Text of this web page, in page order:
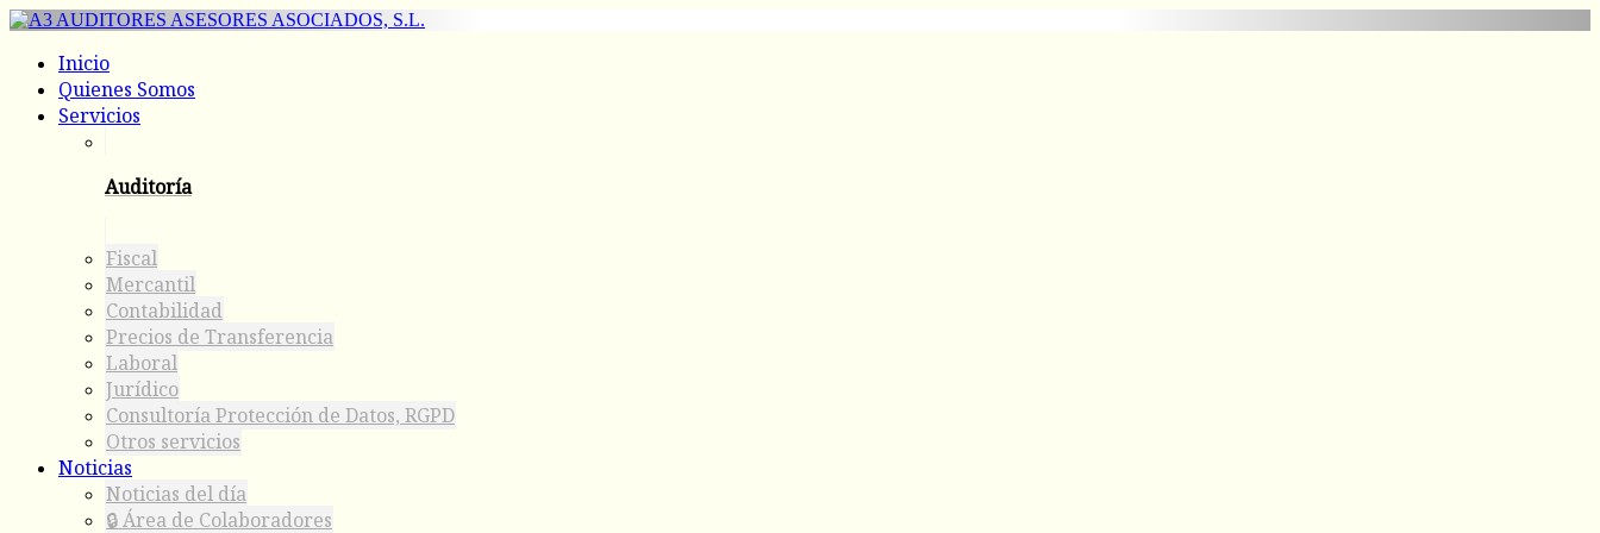
Inicio
Quienes Somos
Servicios
Auditoría
Fiscal
Mercantil
Contabilidad
Precios de Transferencia
Laboral
Jurídico
Consultoría Protección de Datos, RGPD
Otros servicios
Noticias
Noticias del día
🔒 Área de Colaboradores